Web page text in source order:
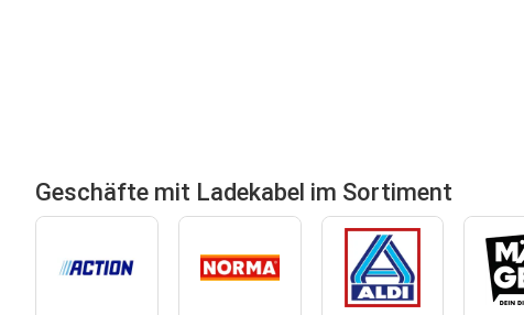
Geschäfte mit Ladekabel im Sortiment